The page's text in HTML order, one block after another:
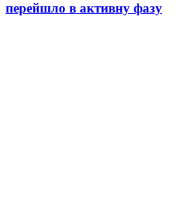
перейшло в активну фазу